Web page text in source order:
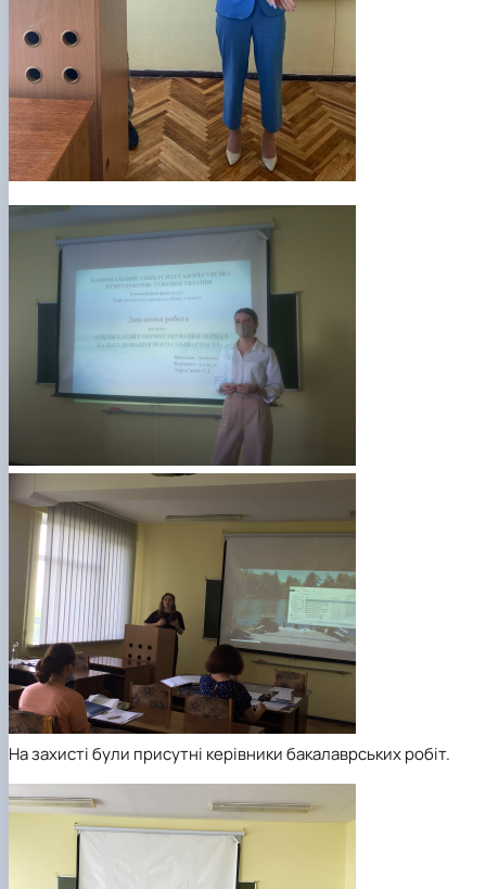
На захисті були присутні керівники бакалаврських робіт.